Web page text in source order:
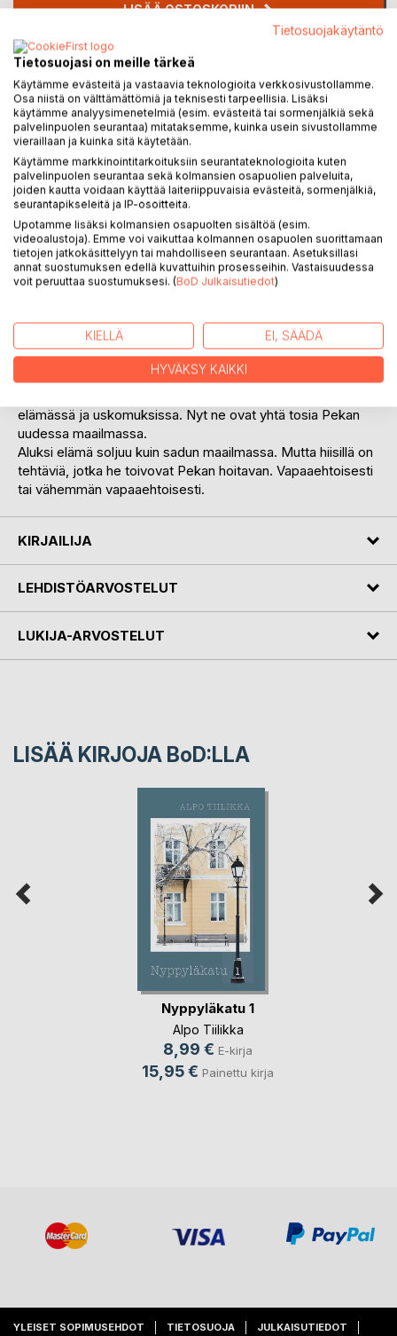
LISÄÄ OSTOSKORIIN
Lisää muistilistalle
Arvostele tuote
KUVAUS
Projektipäällikkö Pekka Puhkula näki pirun työhuoneessaan
erään maanantain iltana.
äänellä. - Huomaan että teillä on kiire. Minulla olisi kuitenkin
mielenkiintoista asiaa. Toivon että lähdette mukaani.
Tästä alkaa Pekka Puhkulan huima seikkailu olentojen
elämässä ja uskomuksissa. Nyt ne ovat yhtä tosia Pekan
uudessa maailmassa.
Aluksi elämä soljuu kuin sadun maailmassa. Mutta hiisillä on
tehtäviä, jotka he toivovat Pekan hoitavan. Vapaaehtoisesti
tai vähemmän vapaaehtoisesti.
KIRJAILIJA
LEHDISTÖARVOSTELUT
LUKIJA-ARVOSTELUT
LISÄÄ KIRJOJA BoD:LLA
Nyppyläkatu 1
Alpo Tiilikka
8,99 € E-kirja
15,95 € Painettu kirja
YLEISET SOPIMUSEHDOT TIETOSUOJA JULKAISUTIEDOT
Tietosuojakäytäntö
Tietosuojasi on meille tärkeä
Käytämme evästeitä ja vastaavia teknologioita verkkosivustollamme.
Osa niistä on välttämättömiä ja teknisesti tarpeellisia. Lisäksi
käytämme analyysimenetelmiä (esim. evästeitä tai sormenjälkiä sekä
palvelinpuolen seurantaa) mitataksemme, kuinka usein sivustollamme
vieraillaan ja kuinka sitä käytetään.
Käytämme markkinointitarkoituksiin seurantateknologioita kuten
palvelinpuolen seurantaa sekä kolmansien osapuolien palveluita,
joiden kautta voidaan käyttää laiteriippuvaisia evästeitä, sormenjälkiä,
seurantapikseleitä ja IP-osoitteita.
Upotamme lisäksi kolmansien osapuolten sisältöä (esim.
videoalustoja). Emme voi vaikuttaa kolmannen osapuolen suorittamaan
tietojen jatkokäsittelyyn tai mahdolliseen seurantaan. Asetuksillasi
annat suostumuksen edellä kuvattuihin prosesseihin. Vastaisuudessa
voit peruuttaa suostumuksesi. (BoD Julkaisutiedot)
KIELLÄ EI, SÄÄDÄ
HYVÄKSY KAIKKI